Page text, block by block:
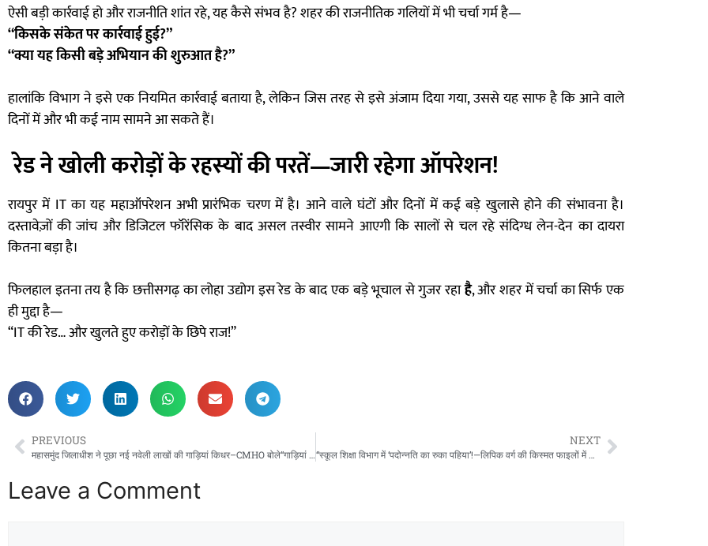
ऐसी बड़ी कार्रवाई हो और राजनीति शांत रहे, यह कैसे संभव है? शहर की राजनीतिक गलियों में भी चर्चा गर्म है—
“किसके संकेत पर कार्रवाई हुई?”
“क्या यह किसी बड़े अभियान की शुरुआत है?”
हालांकि विभाग ने इसे एक नियमित कार्रवाई बताया है, लेकिन जिस तरह से इसे अंजाम दिया गया, उससे यह साफ है कि आने वाले
दिनों में और भी कई नाम सामने आ सकते हैं।
रेड ने खोली करोड़ों के रहस्यों की परतें—जारी रहेगा ऑपरेशन!
रायपुर में IT का यह महाऑपरेशन अभी प्रारंभिक चरण में है। आने वाले घंटों और दिनों में कई बड़े खुलासे होने की संभावना है।
दस्तावेज़ों की जांच और डिजिटल फॉरेंसिक के बाद असल तस्वीर सामने आएगी कि सालों से चल रहे संदिग्ध लेन-देन का दायरा
कितना बड़ा है।
फिलहाल इतना तय है कि छत्तीसगढ़ का लोहा उद्योग इस रेड के बाद एक बड़े भूचाल से गुजर रहाहै, और शहर में चर्चा का सिर्फ एक
ही मुद्दा है—
“IT की रेड… और खुलते हुए करोड़ों के छिपे राज!”
PREVIOUS
महासमुंद जिलाधीश ने पूछा नई नवेली लाखों की गाड़ियां किधर–CMHO बोले“गाड़ियां तो दे दीं”, मगर दीं किसे? हवा को
NEXT
“स्कूल शिक्षा विभाग में ‘पदोन्नति का रुका पहिया’!—लिपिक वर्ग की किस्मत फाइलों में कैद, आदेश जारी… कार्रवाई गायब!”
Leave a Comment